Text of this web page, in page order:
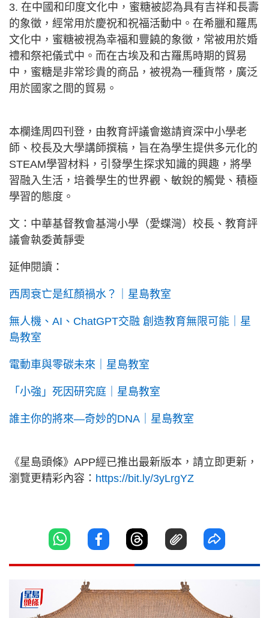
3. 在中國和印度文化中，蜜糖被認為具有吉祥和長壽
的象徵，經常用於慶祝和祝福活動中。在希臘和羅馬
文化中，蜜糖被視為幸福和豐饒的象徵，常被用於婚
禮和祭祀儀式中。而在古埃及和古羅馬時期的貿易
中，蜜糖是非常珍貴的商品，被視為一種貨幣，廣泛
用於國家之間的貿易。
本欄逢周四刊登，由教育評議會邀請資深中小學老
師、校長及大學講師撰稿，旨在為學生提供多元化的
STEAM學習材料，引發學生探求知識的興趣，將學
習融入生活，培養學生的世界觀、敏銳的觸覺、積極
學習的態度。
文：中華基督教會基灣小學（愛蝶灣）校長、教育評
議會執委黃靜雯
延伸閱讀：
西周衰亡是紅顏禍水？｜星島教室
無人機、AI、ChatGPT交融 創造教育無限可能｜星
島教室
電動車與零碳未來｜星島教室
「小強」死因研究庭｜星島教室
誰主你的將來—奇妙的DNA｜星島教室
《星島頭條》APP經已推出最新版本，請立即更新，
瀏覽更精彩內容： https://bit.ly/3yLrgYZ